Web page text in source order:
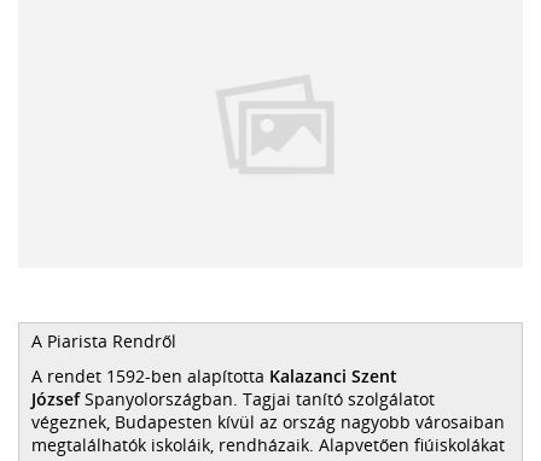
A Piarista Rendről
A rendet 1592-ben alapította Kalazanci Szent
JózsefSpanyolországban. Tagjai tanító szolgálatot
végeznek, Budapesten kívül az ország nagyobb városaiban
megtalálhatók iskoláik, rendházaik. Alapvetően fiúiskolákat